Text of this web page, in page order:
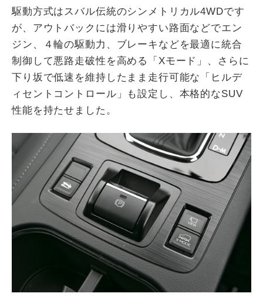
駆動方式はスバル伝統のシンメトリカル4WDです
が、アウトバックには滑りやすい路面などでエン
ジン、４輪の駆動力、ブレーキなどを最適に統合
制御して悪路走破性を高める「Xモード」、さらに
下り坂で低速を維持したまま走行可能な「ヒルデ
ィセントコントロール」も設定し、本格的なSUV
性能を持たせました。